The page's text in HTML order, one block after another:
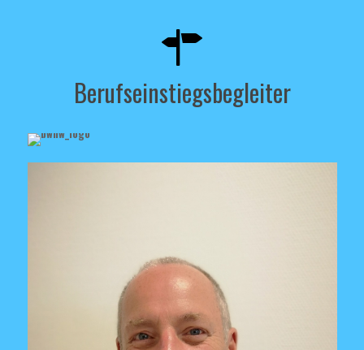
Berufseinstiegsbegleiter